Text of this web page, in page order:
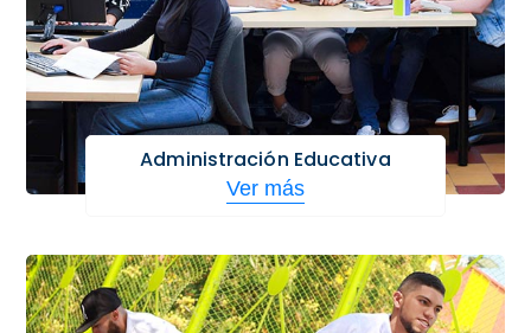
Administración Educativa
Ver más